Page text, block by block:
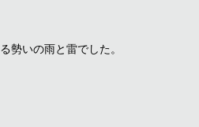
勢いの雨と雷でした。